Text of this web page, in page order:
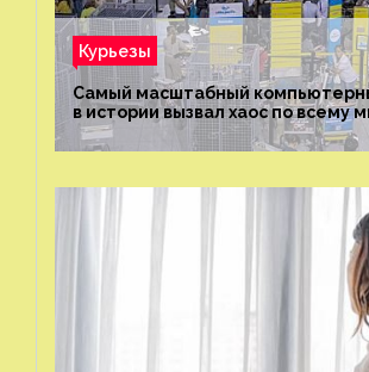
Курьезы
Самый масштабный
в истории вызвал хаос по всему
было?